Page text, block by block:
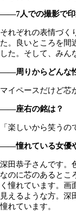
――7人での撮影で印
それぞれの表情づく
た。良いところを間
した。そして、みん
――周りからどんな
マイペースだけど芯
――座右の銘は？
「楽しいから笑うの
――憧れている女優
深田恭子さんです。
なのに芯のあるとこ
く憧れています。画
見えるような方。深
憧れています。